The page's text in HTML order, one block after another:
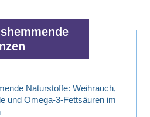
Naturstoffe: Weihrauch,
und Omega-3-Fettsäuren im